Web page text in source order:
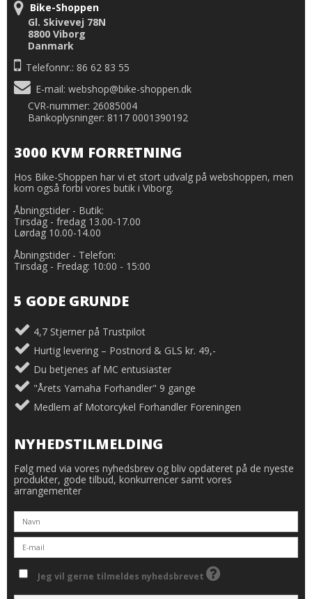
Bike-Shoppen
Gl. Skivevej 78N
8800 Viborg
Danmark
Telefonnr.: 86 62 83 55
E-mail: webshop@bike-shoppen.dk
CVR-nummer: 26085004
Bankoplysninger: 8117 0001390192
3000 KVM FORRETNING
Hos Bike-Shoppen har vi et stort udvalg på webshoppen, men
kom også forbi vores butik i Viborg.
Åbningstider - Butik:
Tirsdag - fredag 13.00-17.00
Lørdag 10.00-14.00
Åbningstider - Telefon:
Tirsdag - Fredag: 10:00 - 15:00
5 GODE GRUNDE
4,7 Stjerner på Trustpilot
Hurtig levering – Postnord & GLS kr. 49,-
Du betjenes af MC entusiaster
"Årets Yamaha Forhandler" 9 gange
Medlem af Motorcykel Forhandler Foreningen
NYHEDSTILMELDING
Følg med via vores nyhedsbrev og bliv opdateret på de nyeste
produkter, gode tilbud, konkurrencer samt vores
arrangementer
Jeg vil gerne tilmeldes nyhedsbrevet